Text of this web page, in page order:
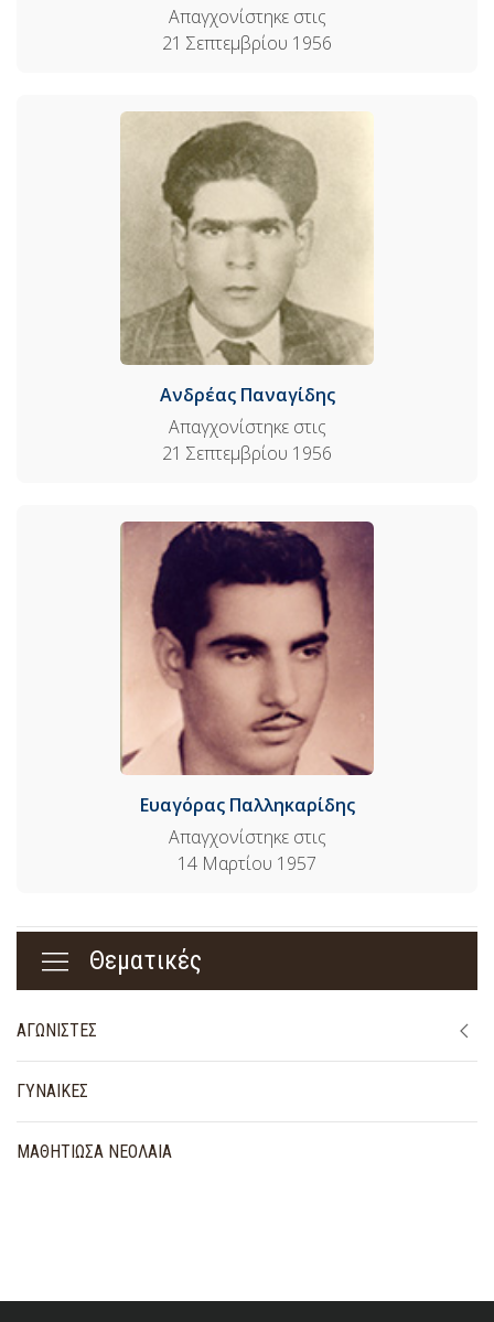
Απαγχονίστηκε στις
21 Σεπτεμβρίου 1956
Ανδρέας Παναγίδης
Απαγχονίστηκε στις
21 Σεπτεμβρίου 1956
Ευαγόρας Παλληκαρίδης
Απαγχονίστηκε στις
14 Μαρτίου 1957
Θεματικές
ΑΓΩΝΙΣΤΕΣ
ΓΥΝΑΙΚΕΣ
ΜΑΘΗΤΙΩΣΑ ΝΕΟΛΑΙΑ